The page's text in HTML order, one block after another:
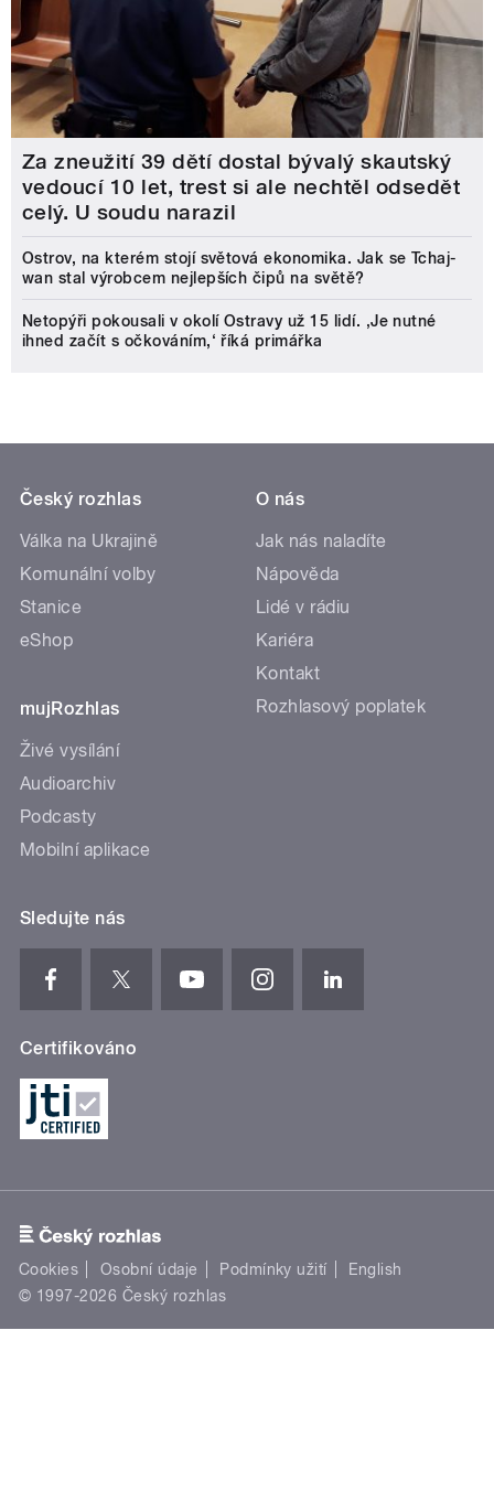
Za zneužití 39 dětí dostal bývalý skautský
vedoucí 10 let, trest si ale nechtěl odsedět
celý. U soudu narazil
Ostrov, na kterém stojí světová ekonomika. Jak se Tchaj-
wan stal výrobcem nejlepších čipů na světě?
Netopýři pokousali v okolí Ostravy už 15 lidí. ‚Je nutné
ihned začít s očkováním,‘ říká primářka
Český rozhlas
Válka na Ukrajině
Komunální volby
Stanice
eShop
mujRozhlas
Živé vysílání
Audioarchiv
Podcasty
Mobilní aplikace
O nás
Jak nás naladíte
Nápověda
Lidé v rádiu
Kariéra
Kontakt
Rozhlasový poplatek
Sledujte nás
Certifikováno
Cookies Osobní údaje Podmínky užití
English
© 1997-2026 Český rozhlas